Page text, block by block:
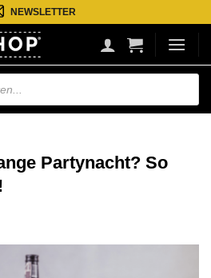
NEWSLETTER
Partynacht? So